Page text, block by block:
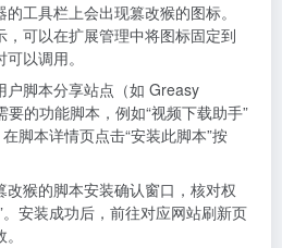
工具栏上会出现篡改猴的图标。
，可以在扩展管理中将图标固定到
以调用。
户脚本分享站点（如 Greasy
的功能脚本，例如“视频下载助手”
脚本详情页点击“安装此脚本”按
改猴的脚本安装确认窗口，核对权
。安装成功后，前往对应网站刷新页